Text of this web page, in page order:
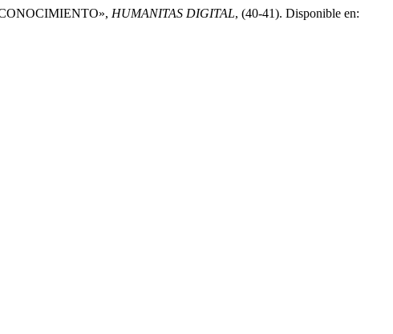
HUMANITAS DIGITAL, (40-41). Disponible en: